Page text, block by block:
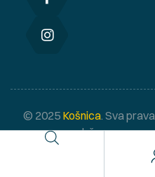
© 2025Košnica. Sva prava
zadržana